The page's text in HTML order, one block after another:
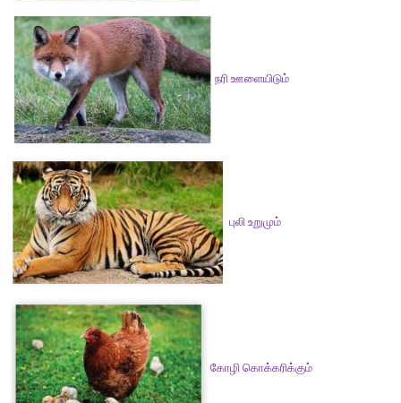
4. நம்முடைய நண்பர் கீழே விழுவதைக் காணும்போது
விடை : வருத்தம்
5. திடீரென எதிரில் பாம்பைக் காணும்போது
சிந்திக்கலாமா
எந்தக் கிளி மகிழ்ச்சியாக இருக்கும்? ஏன்?